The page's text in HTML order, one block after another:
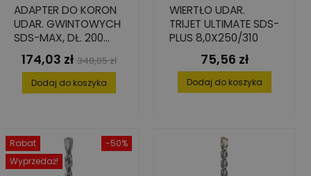
ADAPTER DO KORON
UDAR. GWINTOWYCH
SDS-MAX, DŁ. 200
MM
Cena
174,03 zł Cena
podstawowa
348,05 zł
Dodaj do koszyka
WIERTŁO UDAR.
TRIJET ULTIMATE SDS-
PLUS 8,0X250/310
Cena
75,56 zł
Dodaj do koszyka
-50%
Rabat
Wyprzedaż!